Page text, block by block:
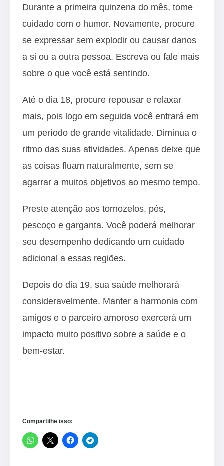
Durante a primeira quinzena do mês, tome
cuidado com o humor. Novamente, procure
se expressar sem explodir ou causar danos
a si ou a outra pessoa. Escreva ou fale mais
sobre o que você está sentindo.
Até o dia 18, procure repousar e relaxar
mais, pois logo em seguida você entrará em
um período de grande vitalidade. Diminua o
ritmo das suas atividades. Apenas deixe que
as coisas fluam naturalmente, sem se
agarrar a muitos objetivos ao mesmo tempo.
Preste atenção aos tornozelos, pés,
pescoço e garganta. Você poderá melhorar
seu desempenho dedicando um cuidado
adicional a essas regiões.
Depois do dia 19, sua saúde melhorará
consideravelmente. Manter a harmonia com
amigos e o parceiro amoroso exercerá um
impacto muito positivo sobre a saúde e o
bem-estar.
Compartilhe isso: